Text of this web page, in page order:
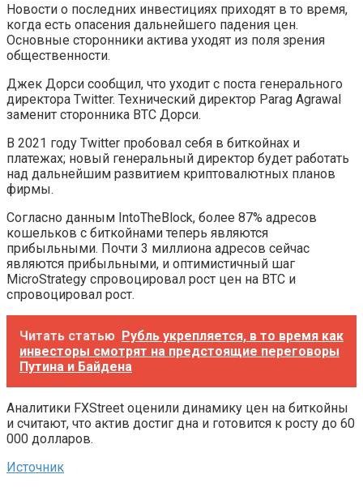
Новости о последних инвестициях приходят в то время,
когда есть опасения дальнейшего падения цен.
Основные сторонники актива уходят из поля зрения
общественности.
Джек Дорси сообщил, что уходит с поста генерального
директора Twitter. Технический директор Parag Agrawal
заменит сторонника BTC Дорси.
В 2021 году Twitter пробовал себя в биткойнах и
платежах; новый генеральный директор будет работать
над дальнейшим развитием криптовалютных планов
фирмы.
Согласно данным IntoTheBlock, более 87% адресов
кошельков с биткойнами теперь являются
прибыльными. Почти 3 миллиона адресов сейчас
являются прибыльными, и оптимистичный шаг
MicroStrategy спровоцировал рост цен на BTC и
спровоцировал рост.
Читать статью Рубль укрепляется, в то время как
инвесторы смотрят на предстоящие переговоры
Путина и Байдена
Аналитики FXStreet оценили динамику цен на биткойны
и считают, что актив достиг дна и готовится к росту до 60
000 долларов.
Источник